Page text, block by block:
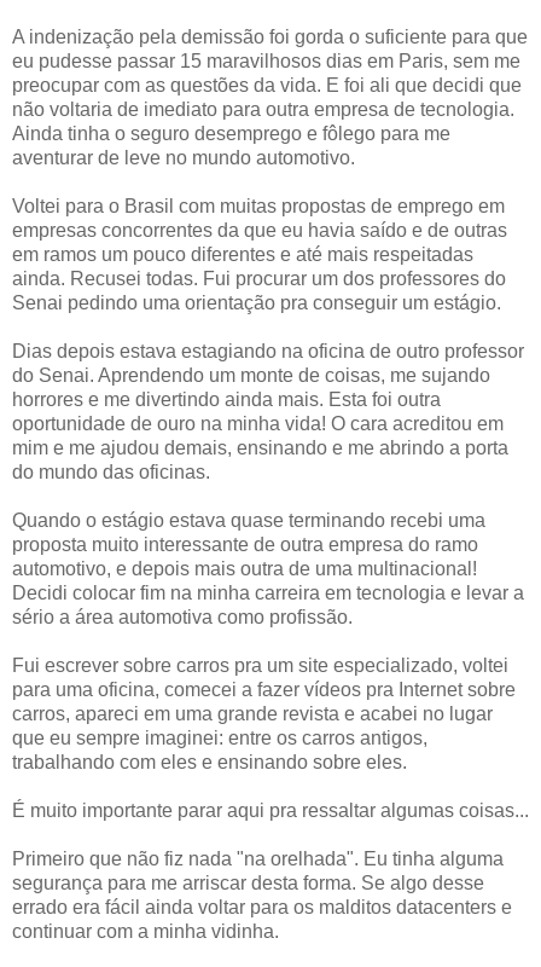
A indenização pela demissão foi gorda o suficiente para que
eu pudesse passar 15 maravilhosos dias em Paris, sem me
preocupar com as questões da vida. E foi ali que decidi que
não voltaria de imediato para outra empresa de tecnologia.
Ainda tinha o seguro desemprego e fôlego para me
aventurar de leve no mundo automotivo.
Voltei para o Brasil com muitas propostas de emprego em
empresas concorrentes da que eu havia saído e de outras
em ramos um pouco diferentes e até mais respeitadas
ainda. Recusei todas. Fui procurar um dos professores do
Senai pedindo uma orientação pra conseguir um estágio.
Dias depois estava estagiando na oficina de outro professor
do Senai. Aprendendo um monte de coisas, me sujando
horrores e me divertindo ainda mais. Esta foi outra
oportunidade de ouro na minha vida! O cara acreditou em
mim e me ajudou demais, ensinando e me abrindo a porta
do mundo das oficinas.
Quando o estágio estava quase terminando recebi uma
proposta muito interessante de outra empresa do ramo
automotivo, e depois mais outra de uma multinacional!
Decidi colocar fim na minha carreira em tecnologia e levar a
sério a área automotiva como profissão.
Fui escrever sobre carros pra um site especializado, voltei
para uma oficina, comecei a fazer vídeos pra Internet sobre
carros, apareci em uma grande revista e acabei no lugar
que eu sempre imaginei: entre os carros antigos,
trabalhando com eles e ensinando sobre eles.
É muito importante parar aqui pra ressaltar algumas coisas...
Primeiro que não fiz nada "na orelhada". Eu tinha alguma
segurança para me arriscar desta forma. Se algo desse
errado era fácil ainda voltar para os malditos datacenters e
continuar com a minha vidinha.